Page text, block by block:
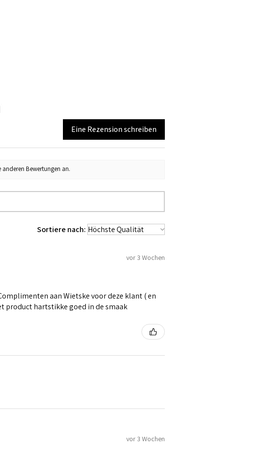
Eine Rezension schreiben
anderen Bewertungen an.
Sortiere nach:
vor 3 Wochen
aan Wietske voor deze klant ( en
product hartstikke goed in de smaak
vor 3 Wochen